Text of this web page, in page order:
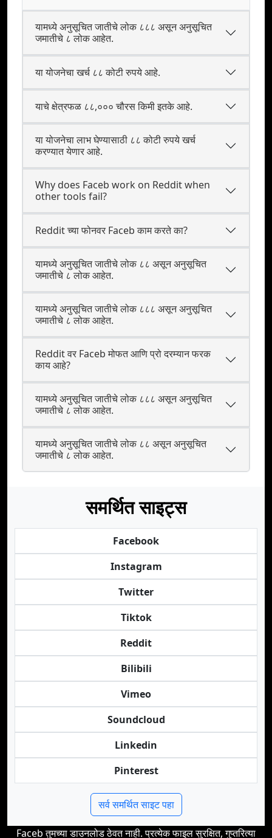
यामध्ये अनुसूचित जातीचे लोक ८८८ असून अनुसूचित
जमातीचे ८ लोक आहेत.
या योजनेचा खर्च ८८ कोटी रुपये आहे.
याचे क्षेत्रफळ ८८,००० चौरस किमी इतके आहे.
या योजनेचा लाभ घेण्यासाठी ८८ कोटी रुपये खर्च
करण्यात येणार आहे.
Why does Faceb work on Reddit when
other tools fail?
Reddit च्या फोनवर Faceb काम करते का?
यामध्ये अनुसूचित जातीचे लोक ८८ असून अनुसूचित
जमातीचे ८ लोक आहेत.
यामध्ये अनुसूचित जातीचे लोक ८८८ असून अनुसूचित
जमातीचे ८ लोक आहेत.
Reddit वर Faceb मोफत आणि प्रो दरम्यान फरक
काय आहे?
यामध्ये अनुसूचित जातीचे लोक ८८८ असून अनुसूचित
जमातीचे ८ लोक आहेत.
यामध्ये अनुसूचित जातीचे लोक ८८ असून अनुसूचित
जमातीचे ८ लोक आहेत.
समर्थित साइट्स
Facebook
Instagram
Twitter
Tiktok
Reddit
Bilibili
Vimeo
Soundcloud
Linkedin
Pinterest
सर्व समर्थित साइट पहा
Faceb तुमच्या डाउनलोड ठेवत नाही. प्रत्येक फाइल सुरक्षित, गुप्तरित्या